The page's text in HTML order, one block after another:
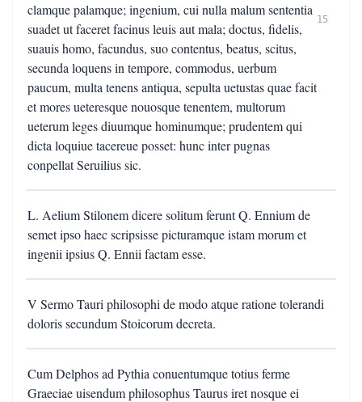
clamque palamque; ingenium, cui nulla malum sententia
suadet ut faceret facinus leuis aut mala; doctus, fidelis,
suauis homo, facundus, suo contentus, beatus, scitus,
secunda loquens in tempore, commodus, uerbum
paucum, multa tenens antiqua, sepulta uetustas quae facit
et mores ueteresque nouosque tenentem, multorum
ueterum leges diuumque hominumque; prudentem qui
dicta loquiue tacereue posset: hunc inter pugnas
conpellat Seruilius sic.
15
L. Aelium Stilonem dicere solitum ferunt Q. Ennium de
semet ipso haec scripsisse picturamque istam morum et
ingenii ipsius Q. Ennii factam esse.
V Sermo Tauri philosophi de modo atque ratione tolerandi
doloris secundum Stoicorum decreta.
Cum Delphos ad Pythia conuentumque totius ferme
Graeciae uisendum philosophus Taurus iret nosque ei